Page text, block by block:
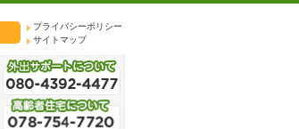
プライバシーポリシー
サイトマップ